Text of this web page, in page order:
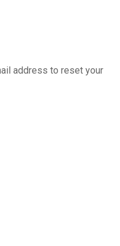
address to reset your